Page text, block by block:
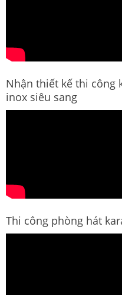
Nhận thiết kế thi công
inox siêu sang
Thi công phòng hát